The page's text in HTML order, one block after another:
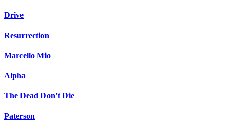
Videre
indhold
Drive
Resurrection
Marcello Mio
Alpha
The Dead Don’t Die
Paterson